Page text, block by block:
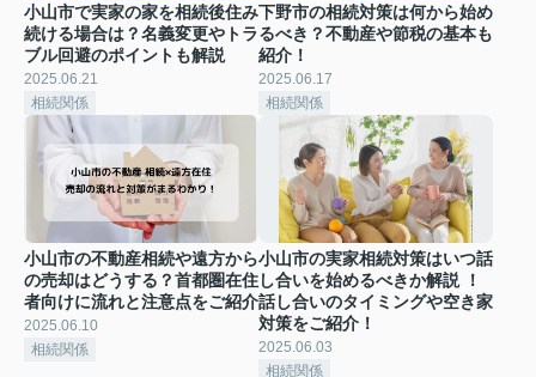
小山市で実家の家を相続後住み
続ける場合は？名義変更やトラ
ブル回避のポイントも解説
2025.06.21
相続関係
下野市の相続対策は何から始め
るべき？不動産や節税の基本も
紹介！
2025.06.17
相続関係
小山市の不動産相続や遠方から
の売却はどうする？首都圏在住
者向けに流れと注意点をご紹介
2025.06.10
相続関係
小山市の実家相続対策はいつ話
し合いを始めるべきか解説 ！
話し合いのタイミングや空き家
対策をご紹介！
2025.06.03
相続関係